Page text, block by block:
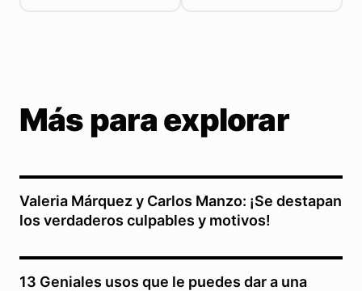
Más para explorar
Valeria Márquez y Carlos Manzo: ¡Se destapan
los verdaderos culpables y motivos!
13 Geniales usos que le puedes dar a una